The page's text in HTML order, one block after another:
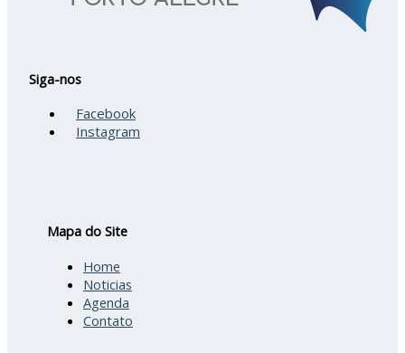
Siga-nos
Facebook
Instagram
Mapa do Site
Home
Noticias
Agenda
Contato